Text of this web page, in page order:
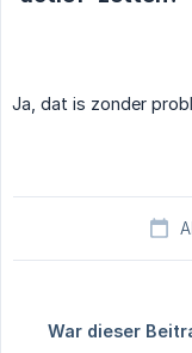
Ja, dat is zonder
War dieser